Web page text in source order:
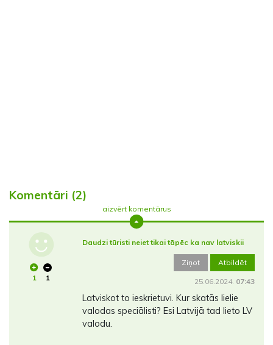
Komentāri (2)
aizvērt komentārus
1 1
Daudzi tūristi neiet tikai tāpēc ka nav latviskii
Ziņot Atbildēt
25.06.2024. 07:43
Latviskot to ieskrietuvi. Kur skatās lielie
valodas speciālisti? Esi Latvijā tad lieto LV
valodu.